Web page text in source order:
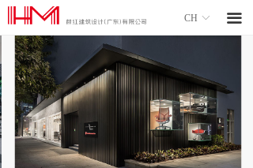
끀
ꀅ
CH